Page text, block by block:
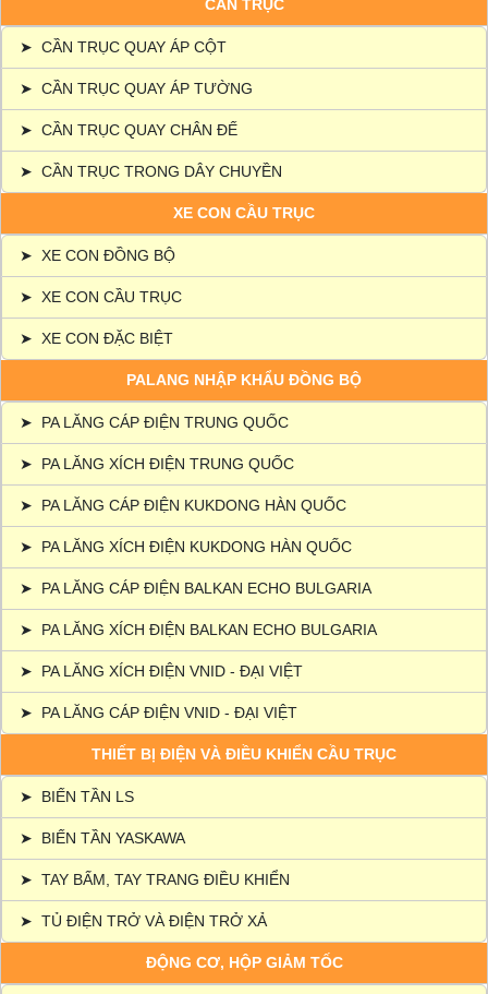
CẦN TRỤC
➤ CẦN TRỤC QUAY ÁP CỘT
➤ CẦN TRỤC QUAY ÁP TƯỜNG
➤ CẦN TRỤC QUAY CHÂN ĐẾ
➤ CẦN TRỤC TRONG DÂY CHUYỀN
XE CON CẦU TRỤC
➤ XE CON ĐỒNG BỘ
➤ XE CON CẦU TRỤC
➤ XE CON ĐẶC BIỆT
PALANG NHẬP KHẨU ĐỒNG BỘ
➤ PA LĂNG CÁP ĐIỆN TRUNG QUỐC
➤ PA LĂNG XÍCH ĐIỆN TRUNG QUỐC
➤ PA LĂNG CÁP ĐIỆN KUKDONG HÀN QUỐC
➤ PA LĂNG XÍCH ĐIỆN KUKDONG HÀN QUỐC
➤ PA LĂNG CÁP ĐIỆN BALKAN ECHO BULGARIA
➤ PA LĂNG XÍCH ĐIỆN BALKAN ECHO BULGARIA
➤ PA LĂNG XÍCH ĐIỆN VNID - ĐẠI VIỆT
➤ PA LĂNG CÁP ĐIỆN VNID - ĐẠI VIỆT
THIẾT BỊ ĐIỆN VÀ ĐIỀU KHIỂN CẦU TRỤC
➤ BIẾN TẦN LS
➤ BIẾN TẦN YASKAWA
➤ TAY BẤM, TAY TRANG ĐIỀU KHIỂN
➤ TỦ ĐIỆN TRỞ VÀ ĐIỆN TRỞ XẢ
ĐỘNG CƠ, HỘP GIẢM TỐC